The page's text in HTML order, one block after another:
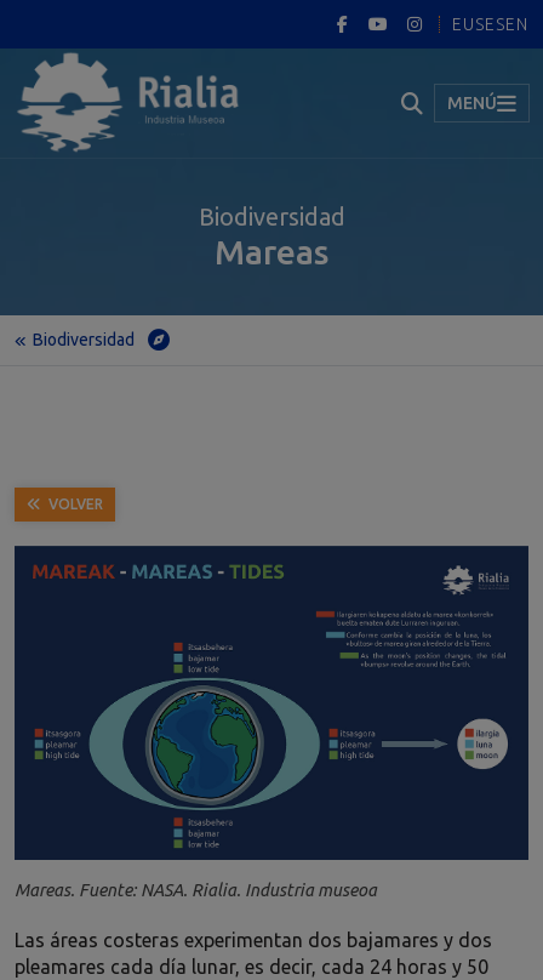
EUSESEN
MENÚ
Biodiversidad
Mareas
Mareas
Biodiversidad
VOLVER
Mareas. Fuente: NASA. Rialia. Industria museoa
Las áreas costeras experimentan dos bajamares y dos
pleamares cada día lunar, es decir, cada 24 horas y 50